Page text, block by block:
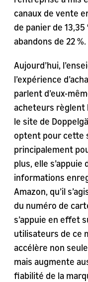
canaux de vente
de panier de
abandons de 22 %.
Aujourd’hui,
l’expérience
parlent d’eux-
acheteurs règlent
le site de
optent pour cette
principalement
plus, elle
informations
Amazon, qu’il
du numéro de
s’appuie en effet
utilisateurs de ce
accélère non
mais augmente
fiabilité de la